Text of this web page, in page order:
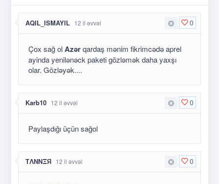
0
AQIL_ISMAYIL 12 il əvvəl
Çox sağ olAzərqardaş mənim fikrimcədə aprel
ayinda yenilənəck paketi gözləmək daha yaxşı
olar. Gözləyək....
0
Karb10 12 il əvvəl
Paylaşdığı üçün sağol
0
TΛNNΞЯ 12 il əvvəl